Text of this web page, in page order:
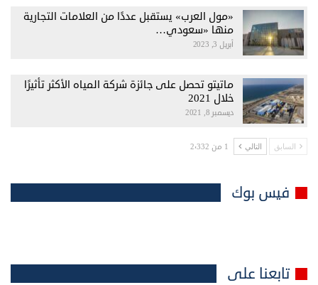
«مول العرب» يستقبل عددًا من العلامات التجارية
منها «سعودي…
أبريل 3, 2023
ماتيتو تحصل على جائزة شركة المياه الأكثر تأثيرًا
خلال 2021
ديسمبر 8, 2021
السابق التالي 1 من 2٬332
فيس بوك
تابعنا على